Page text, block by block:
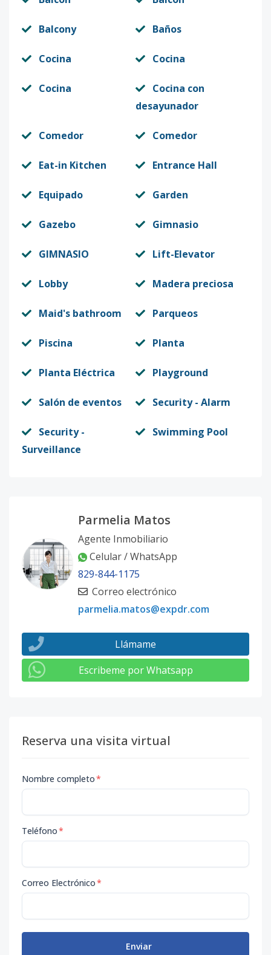
Balcony Baños
Cocina Cocina
Cocina
Cocina con
desayunador
Comedor Comedor
Eat-in Kitchen Entrance Hall
Equipado Garden
Gazebo Gimnasio
GIMNASIO Lift-Elevator
Lobby Madera preciosa
Maid's bathroom Parqueos
Piscina Planta
Planta Eléctrica Playground
Salón de eventos Security - Alarm
Security -
Surveillance
Swimming Pool
Parmelia Matos
Agente Inmobiliario
Celular / WhatsApp
829-844-1175
Correo electrónico
parmelia.matos@expdr.com
Llámame
Escribeme por Whatsapp
Reserva una visita virtual
Nombre completo*
Teléfono*
Correo Electrónico*
Enviar